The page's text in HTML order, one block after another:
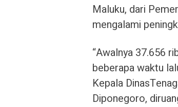
Maluku, dari
mengalami
“Awalnya 37.656
beberapa waktu
Kepala
Diponegoro,